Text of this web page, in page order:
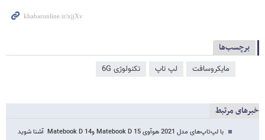
برچسب‌ها
مایکروسافت لپ تاپ تکنولوژی 6G
خبرهای مرتبط
با لپ‌تاپ‌های مدل 2021 هوآوی Matebook D 15 وMatebook D 14 آشنا شوید